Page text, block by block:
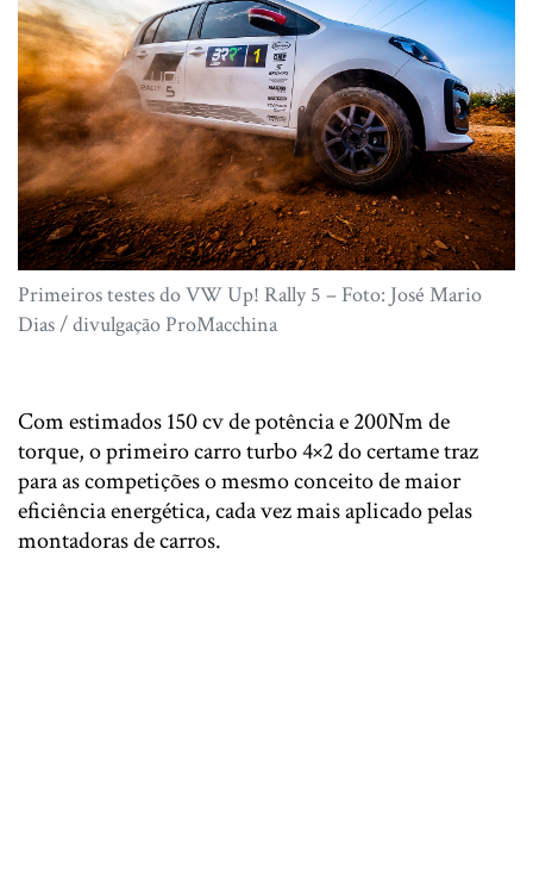
Primeiros testes do VW Up! Rally 5 – Foto: José Mario
Dias / divulgação ProMacchina
Com estimados 150 cv de potência e 200Nm de
torque, o primeiro carro turbo 4×2 do certame traz
para as competições o mesmo conceito de maior
eficiência energética, cada vez mais aplicado pelas
montadoras de carros.